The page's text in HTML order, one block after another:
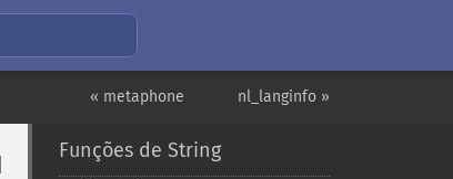
nl_langinfo »
« metaphone
Funções de String